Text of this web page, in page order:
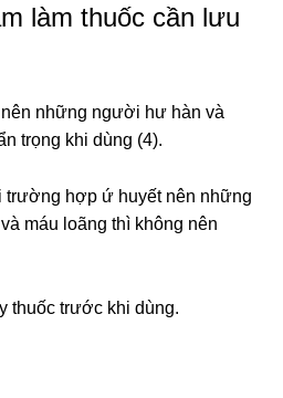
làm thuốc cần lưu
những người hư hàn và
trọng khi dùng (4).
trường hợp ứ huyết nên những
máu loãng thì không nên
thuốc trước khi dùng.